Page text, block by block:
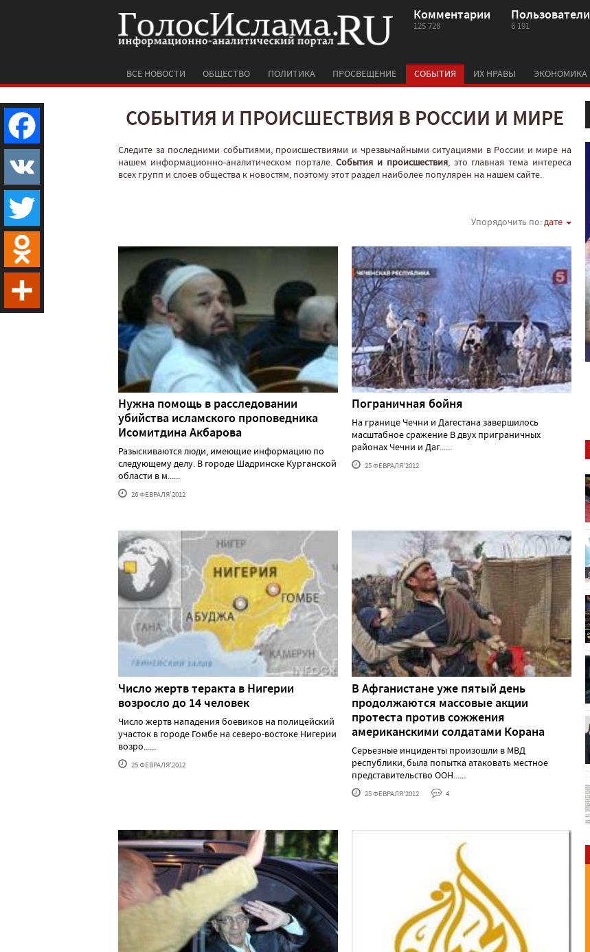
Комментарии
125 728
Пользователи
6 191
ВСЕ НОВОСТИ ОБЩЕСТВО ПОЛИТИКА ПРОСВЕЩЕНИЕ СОБЫТИЯ ИХ НРАВЫ ЭКОНОМИКА
СОБЫТИЯ И ПРОИСШЕСТВИЯ В РОССИИ И МИРЕ
Следите за последними событиями, происшествиями и чрезвычайными ситуациями в России и мире на
нашем информационно-аналитическом портале.События и происшествия, это главная тема интереса
всех групп и слоев общества к новостям, поэтому этот раздел наиболее популярен на нашем сайте.
Упорядочить по:дате
Нужна помощь в расследовании
убийства исламского проповедника
Исомитдина Акбарова
Разыскиваются люди, имеющие информацию по
следующему делу. В городе Шадринске Курганской
области в м......
26 ФЕВРАЛЯ'2012
Пограничная бойня
На границе Чечни и Дагестана завершилось
масштабное сражение В двух приграничных
районах Чечни и Даг......
25 ФЕВРАЛЯ'2012
Число жертв теракта в Нигерии
возросло до 14 человек
Число жертв нападения боевиков на полицейский
участок в городе Гомбе на северо-востоке Нигерии
возро......
25 ФЕВРАЛЯ'2012
В Афганистане уже пятый день
продолжаются массовые акции
протеста против сожжения
американскими солдатами Корана
Серьезные инциденты произошли в МВД
республики, была попытка атаковать местное
представительство ООН......
25 ФЕВРАЛЯ'2012 4
Facebook
VK
Twitter
Odnoklassniki